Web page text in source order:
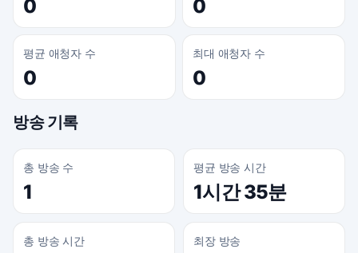
0 0
평균 애청자 수
0
최대 애청자 수
0
방송 기록
총 방송 수
1
평균 방송 시간
1시간 35분
총 방송 시간 최장 방송